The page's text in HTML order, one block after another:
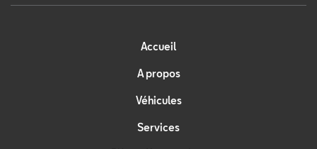
Accueil
A propos
Véhicules
Services